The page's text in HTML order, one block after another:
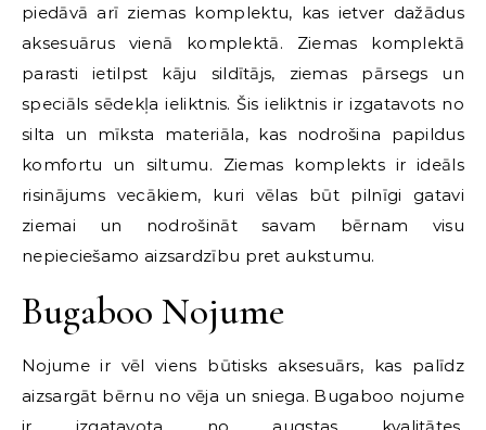
piedāvā arī ziemas komplektu, kas ietver dažādus
aksesuārus vienā komplektā. Ziemas komplektā
parasti ietilpst kāju sildītājs, ziemas pārsegs un
speciāls sēdekļa ieliktnis. Šis ieliktnis ir izgatavots no
silta un mīksta materiāla, kas nodrošina papildus
komfortu un siltumu. Ziemas komplekts ir ideāls
risinājums vecākiem, kuri vēlas būt pilnīgi gatavi
ziemai un nodrošināt savam bērnam visu
nepieciešamo aizsardzību pret aukstumu.
Bugaboo Nojume
Nojume ir vēl viens būtisks aksesuārs, kas palīdz
aizsargāt bērnu no vēja un sniega. Bugaboo nojume